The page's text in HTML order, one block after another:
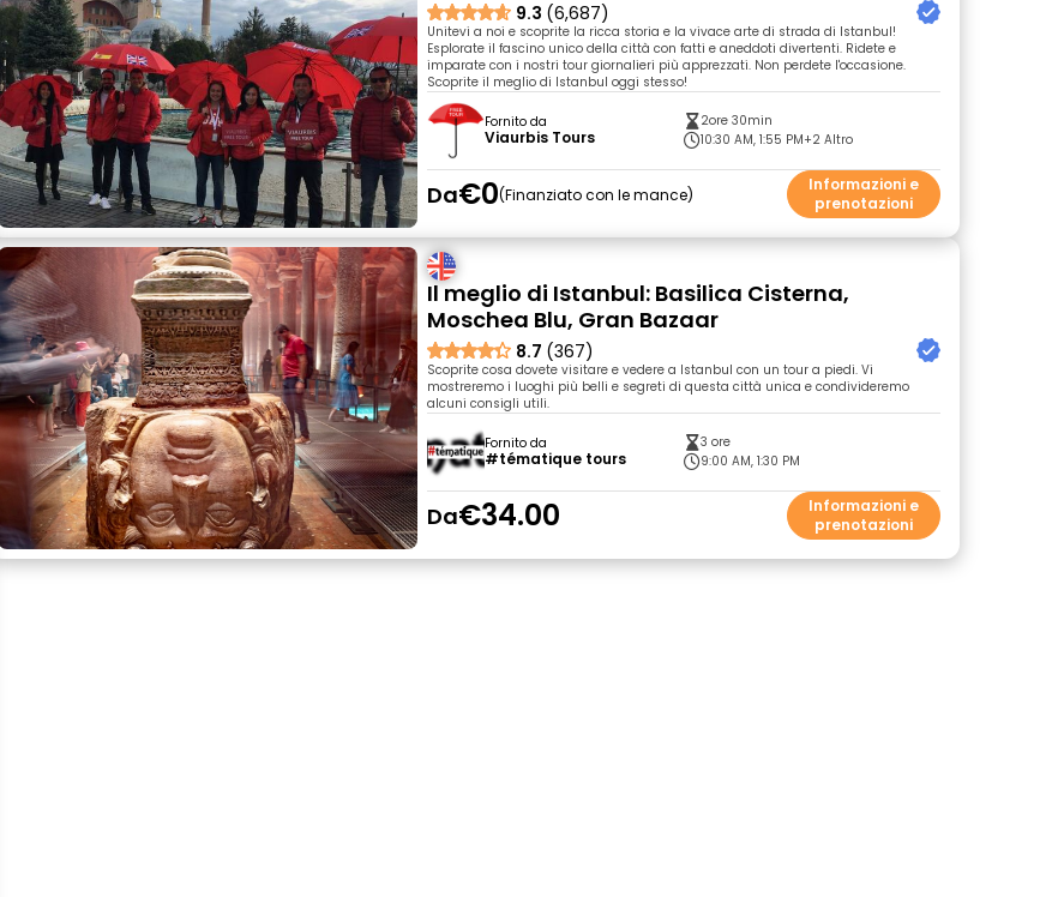
9.3 (6,687)
Unitevi a noi e scoprite la ricca storia e la vivace arte di strada di Istanbul!
Esplorate il fascino unico della città con fatti e aneddoti divertenti. Ridete e
imparate con i nostri tour giornalieri più apprezzati. Non perdete l'occasione.
Scoprite il meglio di Istanbul oggi stesso!
Fornito da
Viaurbis Tours
2ore 30min
10:30 AM, 1:55 PM+2 Altro
Da€0 Finanziato con le mance
Informazioni e
prenotazioni
Il meglio di Istanbul: Basilica Cisterna,
Moschea Blu, Gran Bazaar
8.7 (367)
Scoprite cosa dovete visitare e vedere a Istanbul con un tour a piedi. Vi
mostreremo i luoghi più belli e segreti di questa città unica e condivideremo
alcuni consigli utili.
Fornito da
#tématique tours
3 ore
9:00 AM, 1:30 PM
Da€34.00
Informazioni e
prenotazioni